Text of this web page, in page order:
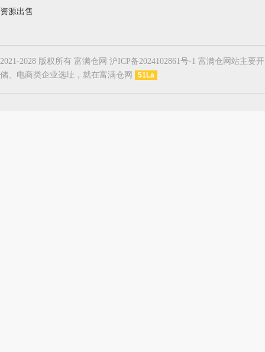
资源出售
2021-2028 版权所有 富满仓网 沪ICP备2024102861号-1 富满仓网站主
储、电商类企业选址，就在富满仓网
51La